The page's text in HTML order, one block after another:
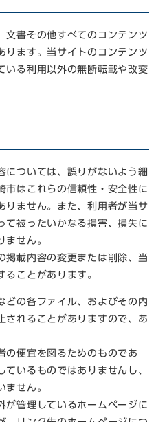
文書その他すべてのコンテンツ
ります。当サイトのコンテンツ
いる利用以外の無断転載や改変
については、誤りがないよう細
市はこれらの信頼性・安全性に
りません。また、利用者が当サ
て被ったいかなる損害、損失に
ません。
掲載内容の変更または削除、当
ることがあります。
どの各ファイル、およびその内
されることがありますので、あ
の便宜を図るためのものであ
ているものではありませんし、
ません。
が管理しているホームページに